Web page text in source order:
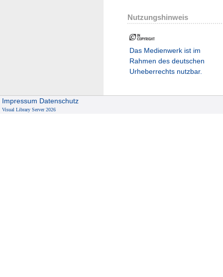
Nutzungshinweis
Das Medienwerk ist im
Rahmen des deutschen
Urheberrechts nutzbar.
Impressum Datenschutz
Visual Library Server 2026